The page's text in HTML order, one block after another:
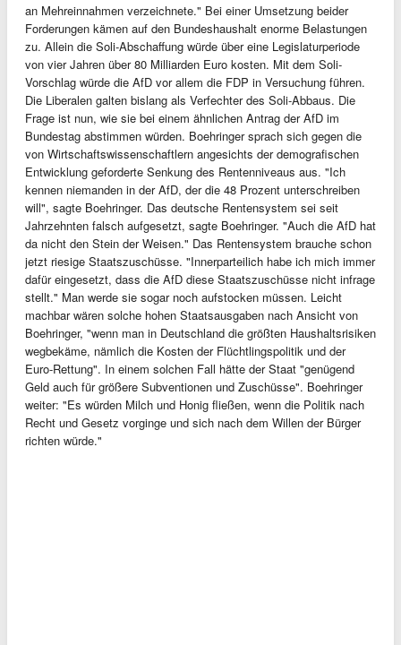
an Mehreinnahmen verzeichnete." Bei einer Umsetzung beider
Forderungen kämen auf den Bundeshaushalt enorme Belastungen
zu. Allein die Soli-Abschaffung würde über eine Legislaturperiode
von vier Jahren über 80 Milliarden Euro kosten. Mit dem Soli-
Vorschlag würde die AfD vor allem die FDP in Versuchung führen.
Die Liberalen galten bislang als Verfechter des Soli-Abbaus. Die
Frage ist nun, wie sie bei einem ähnlichen Antrag der AfD im
Bundestag abstimmen würden. Boehringer sprach sich gegen die
von Wirtschaftswissenschaftlern angesichts der demografischen
Entwicklung geforderte Senkung des Rentenniveaus aus. "Ich
kennen niemanden in der AfD, der die 48 Prozent unterschreiben
will", sagte Boehringer. Das deutsche Rentensystem sei seit
Jahrzehnten falsch aufgesetzt, sagte Boehringer. "Auch die AfD hat
da nicht den Stein der Weisen." Das Rentensystem brauche schon
jetzt riesige Staatszuschüsse. "Innerparteilich habe ich mich immer
dafür eingesetzt, dass die AfD diese Staatszuschüsse nicht infrage
stellt." Man werde sie sogar noch aufstocken müssen. Leicht
machbar wären solche hohen Staatsausgaben nach Ansicht von
Boehringer, "wenn man in Deutschland die größten Haushaltsrisiken
wegbekäme, nämlich die Kosten der Flüchtlingspolitik und der
Euro-Rettung". In einem solchen Fall hätte der Staat "genügend
Geld auch für größere Subventionen und Zuschüsse". Boehringer
weiter: "Es würden Milch und Honig fließen, wenn die Politik nach
Recht und Gesetz vorginge und sich nach dem Willen der Bürger
richten würde."